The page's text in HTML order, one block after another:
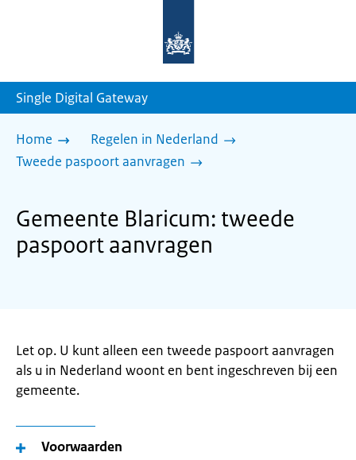
homepage
Single Digital Gateway
Home
Regelen in Nederland
Tweede paspoort aanvragen
Gemeente Blaricum: tweede
paspoort aanvragen
Let op. U kunt alleen een tweede paspoort aanvragen
als u in Nederland woont en bent ingeschreven bij een
gemeente.
Voorwaarden